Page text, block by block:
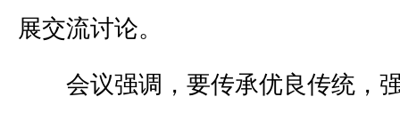
展交流讨论。
会议强调，要传承优良传统，